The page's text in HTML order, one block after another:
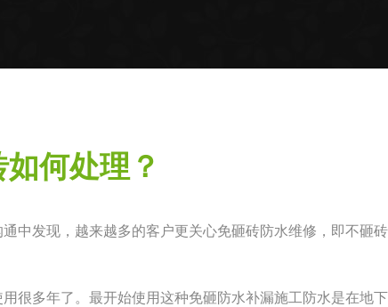
何处理？
中发现，越来越多的客户更关心免砸砖防水维修，即不砸
很多年了。最开始使用这种免砸防水补漏施工防水是在地